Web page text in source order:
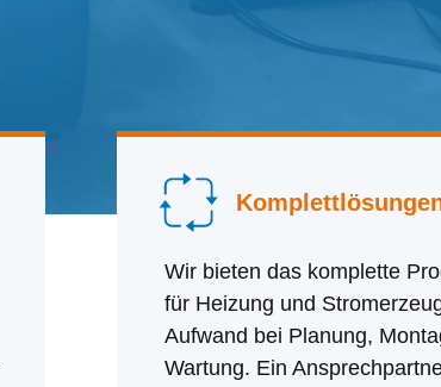
Wir bieten das komplette
für Heizung und
Aufwand bei Planung,
Wartung. Ein